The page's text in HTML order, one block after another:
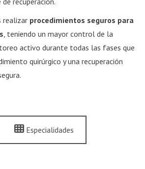
realizar procedimientos seguros para
, teniendo un mayor control de la
activo durante todas las fases que
quirúrgico y una recuperación
Especialidades